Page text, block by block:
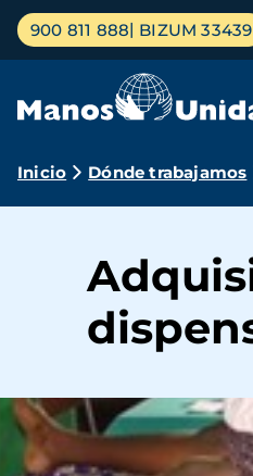
Pasar
contenido
Menú
principal
900 811 888 BIZUM 33439
Ruta
Inicio Dónde trabajamos